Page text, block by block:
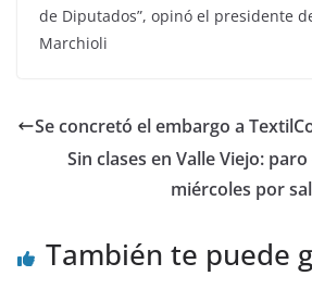
de Diputados”, opinó el presidente
Marchioli
Se concretó el embargo a
Sin clases en Valle Viejo:
miércoles por
También te puede